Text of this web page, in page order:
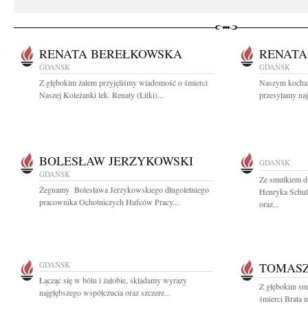
RENATA BEREŁKOWSKA
GDAŃSK
Z głębokim żalem przyjęliśmy wiadomość o śmierci
Naszej Koleżanki lek. Renaty (Litki)...
GDAŃSK
Naszym
przesyłamy
BOLESŁAW JERZYKOWSKI
GDAŃSK
Żegnamy Bolesława Jerzykowskiego długoletniego
pracownika Ochotniczych Hufców Pracy...
GDAŃSK
Ze smutkiem
Henryka
oraz...
GDAŃSK
Łącząc się w bólu i żałobie, składamy wyrazy
najgłębszego współczucia oraz szczere...
Z głębokim
śmierci Brata